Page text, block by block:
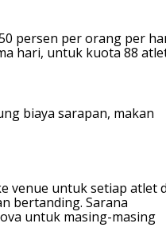
persen per orang per
hari, untuk kuota 88
biaya sarapan, makan
venue untuk setiap atlet
bertanding. Sarana
untuk masing-masing